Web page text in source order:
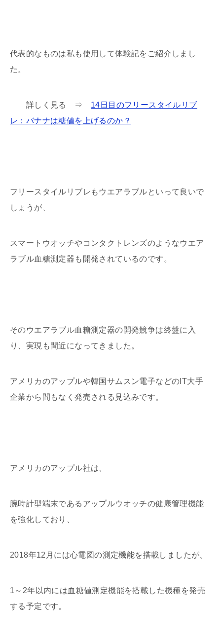
代表的なものは私も使用して体験記をご紹介しまし
た。
詳しく見る ⇒ 14日目のフリースタイルリブ
レ：バナナは糖値を上げるのか？
フリースタイルリブレもウエアラブルといって良いで
しょうが、
スマートウオッチやコンタクトレンズのようなウエア
ラブル血糖測定器も開発されているのです。
そのウエアラブル血糖測定器の開発競争は終盤に入
り、実現も間近になってきました。
アメリカのアップルや韓国サムスン電子などのIT大手
企業から間もなく発売される見込みです。
アメリカのアップル社は、
腕時計型端末であるアップルウオッチの健康管理機能
を強化しており、
2018年12月には心電図の測定機能を搭載しましたが、
1～2年以内には血糖値測定機能を搭載した機種を発売
する予定です。